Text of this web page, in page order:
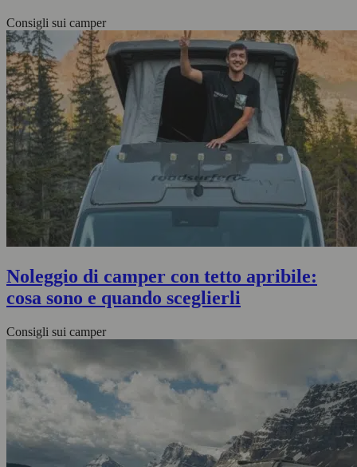
Consigli sui camper
Noleggio di camper con tetto apribile:
cosa sono e quando sceglierli
Consigli sui camper